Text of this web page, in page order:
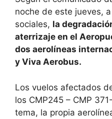
noche de este jueves,
sociales, la
aterrizaje en el
dos aerolíneas
y Viva Aerobus.
Los vuelos afectados
los CMP245 – CMP
tema, la propia